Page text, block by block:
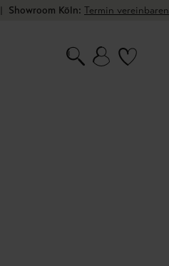
| Showroom Köln: Termin vereinbaren